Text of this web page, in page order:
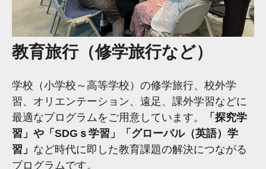
教育旅行（修学旅行など）
学校（小学校～高等学校）の修学旅行、校外学
習、オリエンテーション、遠足、課外学習などに
最適なプログラムをご用意しています。
「探究学
習」や「SDGｓ学習」「グローバル（英語）学
習」 など時代に即した教育課題の解決につながる
プログラムです。